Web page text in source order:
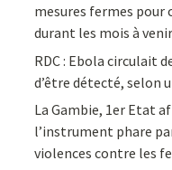
mesures fermes
durant les mois à venir
RDC : Ebola circulait
d’être détecté, selon
La Gambie, 1er Etat
l’instrument phare
violences contre les